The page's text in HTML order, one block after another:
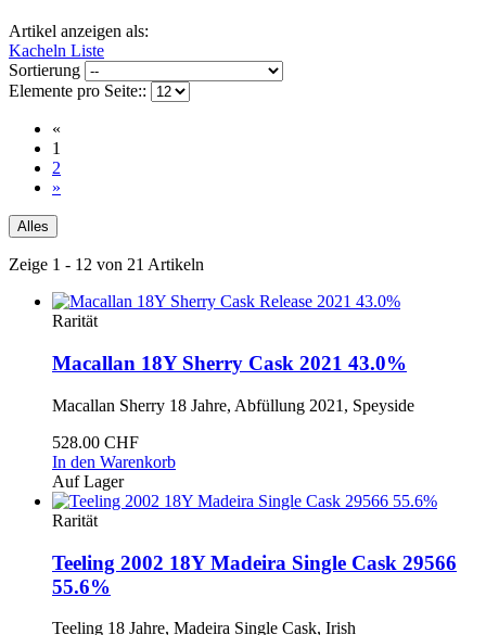
Artikel anzeigen als:
Kacheln Liste
Sortierung
Elemente pro Seite::
«
1
2
»
Alles
Zeige 1 - 12 von 21 Artikeln
Rarität
Macallan 18Y Sherry Cask 2021 43.0%
Macallan Sherry 18 Jahre, Abfüllung 2021, Speyside
528.00 CHF
In den Warenkorb
Auf Lager
Rarität
Teeling 2002 18Y Madeira Single Cask 29566
55.6%
Teeling 18 Jahre, Madeira Single Cask, Irish